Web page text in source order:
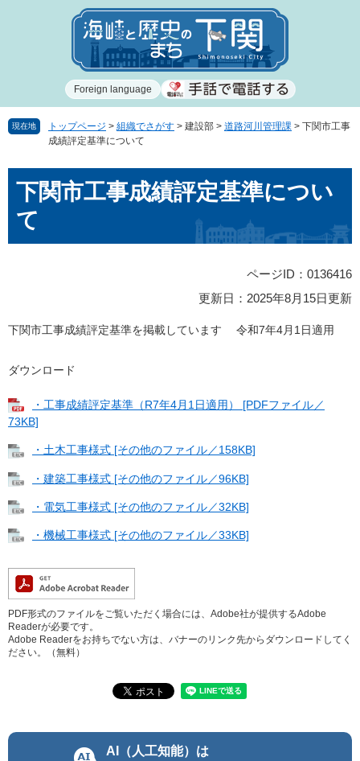
で
ば
Foreign language
現在地 トップページ > 組織でさがす > 建設部 > 道路河川管理課 > 下関市工事
成績評定基準について
下関市工事成績評定基準につい
て
ページID：0136416
更新日：2025年8月15日更新
下関市工事成績評定基準を掲載しています 令和7年4月1日適用
ダウンロード
・工事成績評定基準（R7年4月1日適用） [PDFファイル／
73KB]
・土木工事様式 [その他のファイル／158KB]
・建築工事様式 [その他のファイル／96KB]
・電気工事様式 [その他のファイル／32KB]
・機械工事様式 [その他のファイル／33KB]
PDF形式のファイルをご覧いただく場合には、Adobe社が提供するAdobe
Readerが必要です。
Adobe Readerをお持ちでない方は、バナーのリンク先からダウンロードしてく
ださい。（無料）
AI（人工知能）は